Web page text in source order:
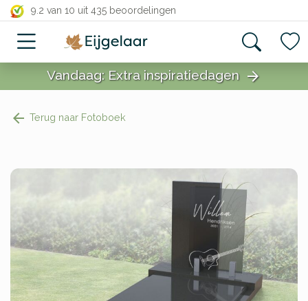
9.2 van 10 uit 435 beoordelingen
close
Vandaag: Extra inspiratiedagen arrow_forward
Terug naar Fotoboek